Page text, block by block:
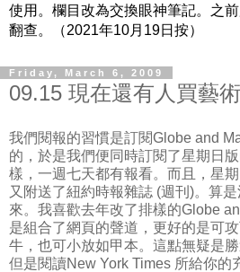
使用。欄目改為交換眼神筆記。之
翻查。（2021年10月19日按）
Friday, March 6, 2009
09.15 現在還有人買藝
我們閱報的習慣是訂閱Globe and
的，於是我們便同時訂閱了星期日
樣，一週七天都有報看。而且，星
又附送了紐約時報雜誌 (週刊)。算
來。我喜歡去年改了排樣的Globe
是組合了網頁的聲道，更好的是可
牛，也可小放如甲本。這點無疑是勝
但是閱讀New York Times 所給你的